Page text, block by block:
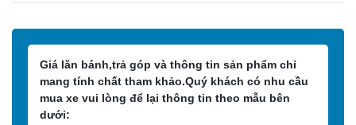
Giá lăn bánh,trả góp và thông tin sản phẩm chỉ
mang tính chất tham khảo.Quý khách có nhu cầu
mua xe vui lòng để lại thông tin theo mẫu bên
dưới: